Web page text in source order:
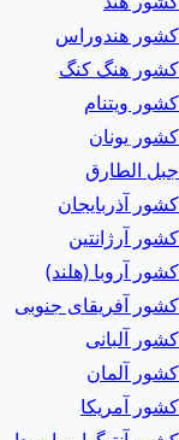
کشور هندوراس
کشور هنگ کنگ
کشور ویتنام
کشور یونان
جبل الطارق
کشور آذربایجان
کشور آرژانتین
کشور آروبا (هلند)
کشور آفریقای جنوبی
کشور آلبانی
کشور آلمان
کشور آمریکا